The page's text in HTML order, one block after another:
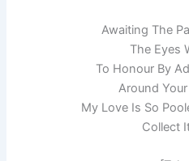
Awaiting The
The Eyes
To Honour By
Around
My Love Is So
Collect